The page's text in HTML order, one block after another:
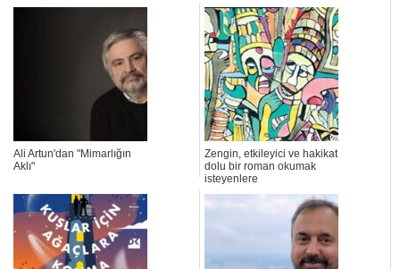
Ali Artun'dan "Mimarlığın
Aklı"
Zengin, etkileyici ve hakikat
dolu bir roman okumak
isteyenlere